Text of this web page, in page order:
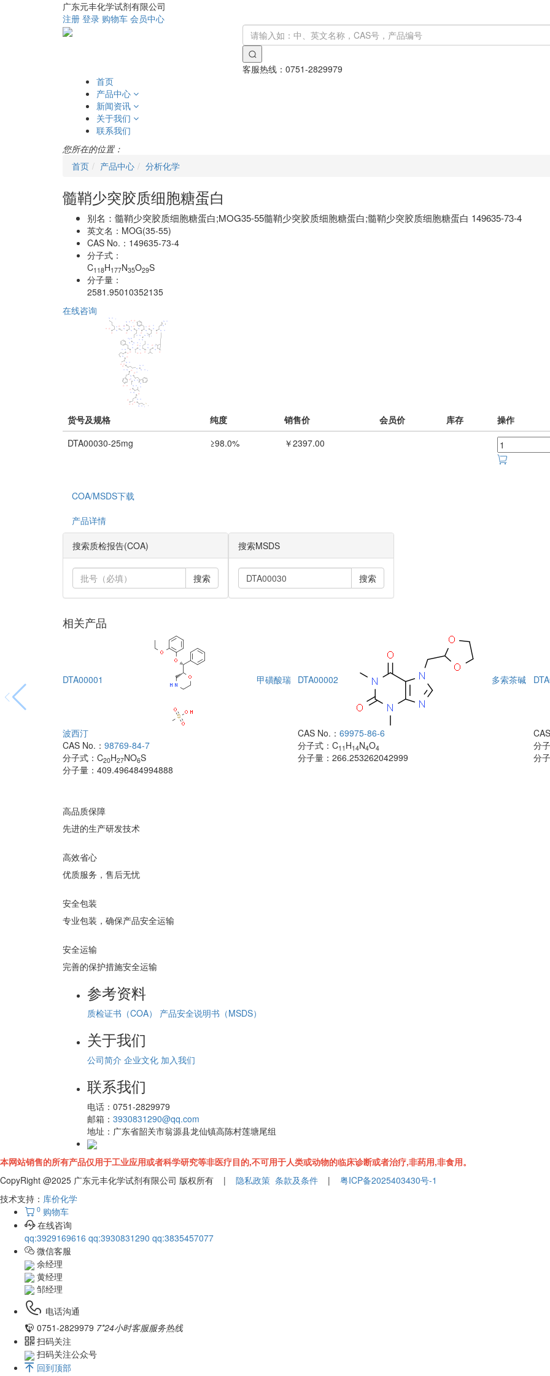
广东元丰化学试剂有限公司
注册 登录 购物车 会员中心
客服热线： 0751-2829979
首页
产品中心
新闻资讯
关于我们
联系我们
您所在的位置：
首页
产品中心 分析化学
髓鞘少突胶质细胞糖蛋白
别名： 髓鞘少突胶质细胞糖蛋白;MOG35-55髓鞘少突胶质细胞糖蛋白;髓鞘少突胶质细胞糖蛋白 149635-73-4
英文名： MOG(35-55)
CAS No.： 149635-73-4
分子式：
C118H177N35O29S
分子量：
2581.95010352135
在线咨询
货号及规格 纯度 销售价 会员价 库存
操作
DTA00030-25mg
≥98.0% ￥2397.00
COA/MSDS下载
产品详情
搜索质检报告(COA)
搜索
搜索MSDS
搜索
相关产品
DTA00001 甲磺酸瑞
波西汀
CAS No.： 98769-84-7
分子式： C20H27NO6S
分子量： 409.496484994888
DTA00002 多索茶碱
CAS No.：69975-86-6
分子式：C11 H14N4O4
分子量：266.253262042999
分
分
高品质保障
先进的生产研发技术
高效省心
优质服务，售后无忧
安全包装
专业包装，确保产品安全运输
安全运输
完善的保护措施安全运输
参考资料
质检证书（COA） 产品安全说明书（MSDS）
关于我们
公司简介 企业文化 加入我们
联系我们
电话： 0751-2829979
邮箱： 3930831290@qq.com
地址： 广东省韶关市翁源县龙仙镇高陈村莲塘尾组
本网站销售的所有产品仅用于工业应用或者科学研究等非医疗目的,不可用于人类或动物的临床诊断或者治疗,非药用,非食用。
CopyRight @2025 广东元丰化学试剂有限公司 版权所有 | 隐私政策 条款及条件 | 粤ICP备2025403430号-1
技术支持： 库价化学
0 购物车
在线咨询
qq:3929169616 qq:3930831290 qq:3835457077
微信客服
余经理
黄经理
邹经理
电话沟通
0751-2829979 7*24小时客服服务热线
扫码关注
扫码关注公众号
回到顶部